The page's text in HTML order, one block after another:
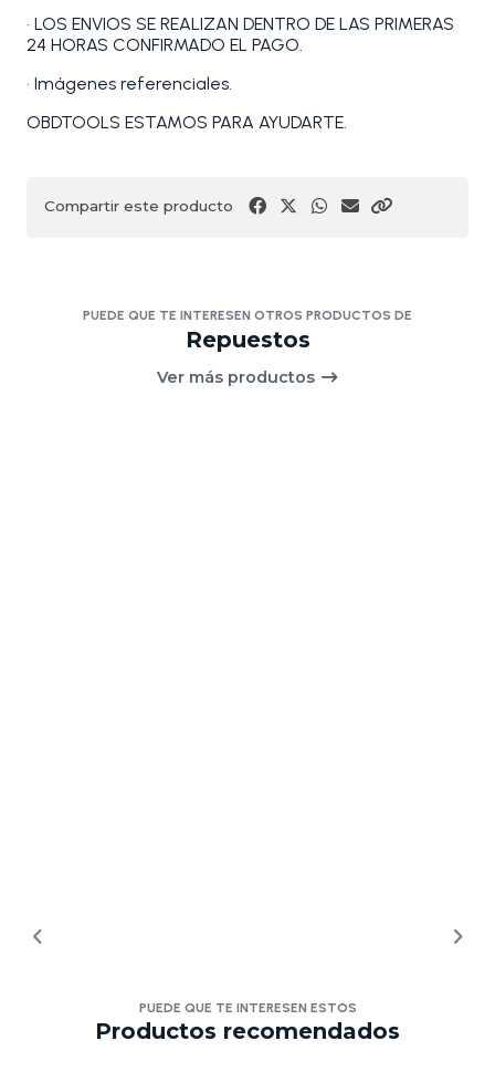
• LOS ENVIOS SE REALIZAN DENTRO DE LAS PRIMERAS
24 HORAS CONFIRMADO EL PAGO.
• Imágenes referenciales.
OBDTOOLS ESTAMOS PARA AYUDARTE.
Compartir este producto
PUEDE QUE TE INTERESEN OTROS PRODUCTOS DE
Repuestos
Ver más productos
PUEDE QUE TE INTERESEN ESTOS
Productos recomendados